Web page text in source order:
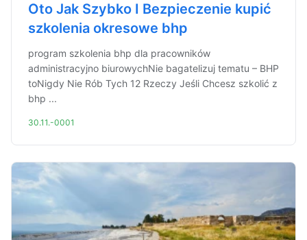
Oto Jak Szybko I Bezpieczenie kupić
szkolenia okresowe bhp
program szkolenia bhp dla pracowników
administracyjno biurowychNie bagatelizuj tematu – BHP
toNigdy Nie Rób Tych 12 Rzeczy Jeśli Chcesz szkolić z
bhp ...
30.11.-0001